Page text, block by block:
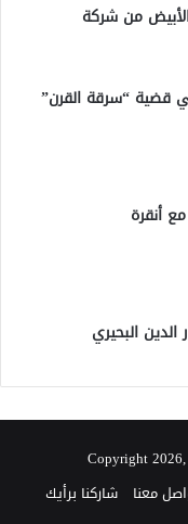
من شركة
قضية “سرقة القرن”
أنقرة
البحيري
معنا
شاركنا برأيك